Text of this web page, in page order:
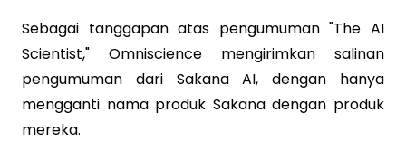
Sebagai tanggapan atas pengumuman "The AI
Scientist," Omniscience mengirimkan salinan
pengumuman dari Sakana AI, dengan hanya
mengganti nama produk Sakana dengan produk
mereka.